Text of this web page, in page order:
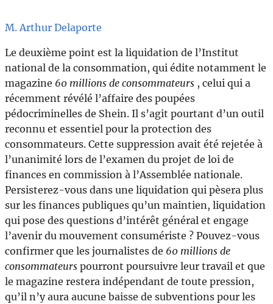
M. Arthur Delaporte
Le deuxième point est la liquidation de l’Institut
national de la consommation, qui édite notamment le
magazine 60 millions de consommateurs , celui qui a
récemment révélé l’affaire des poupées
pédocriminelles de Shein. Il s’agit pourtant d’un outil
reconnu et essentiel pour la protection des
consommateurs. Cette suppression avait été rejetée à
l’unanimité lors de l’examen du projet de loi de
finances en commission à l’Assemblée nationale.
Persisterez-vous dans une liquidation qui pèsera plus
sur les finances publiques qu’un maintien, liquidation
qui pose des questions d’intérêt général et engage
l’avenir du mouvement consumériste ? Pouvez-vous
confirmer que les journalistes de 60 millions de
consommateurs pourront poursuivre leur travail et que
le magazine restera indépendant de toute pression,
qu’il n’y aura aucune baisse de subventions pour les